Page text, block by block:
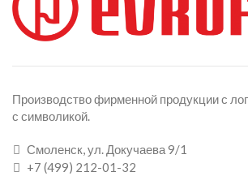
Производство фирменной продукции с
с символикой.
Смоленск, ул. Докучаева 9/1
+7 (499) 212-01-32